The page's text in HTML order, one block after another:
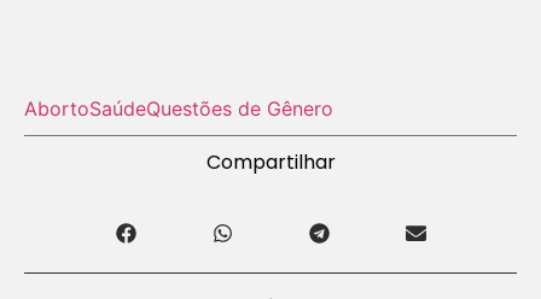
AbortoSaúdeQuestões de Gênero
Compartilhar